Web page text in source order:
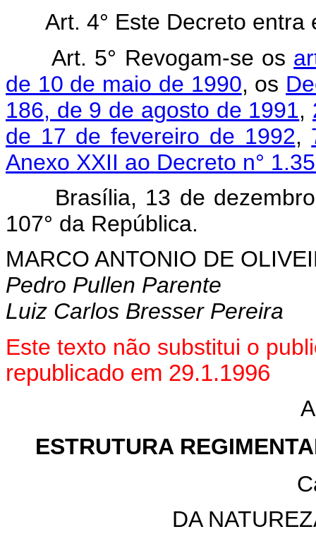
Art. 4° Este Decreto
Art. 5° Revogam-se os
de 10 de maio de 1990, os
186, de 9 de agosto de 1991,
de 17 de fevereiro de 1992,
Anexo XXII ao Decreto n°
Brasília, 13 de
107° da República.
MARCO ANTONIO DE
Pedro Pullen Parente
Luiz Carlos Bresser Pereira
Este texto não substitui o
republicado em 29.1.1996
ESTRUTURA
DA